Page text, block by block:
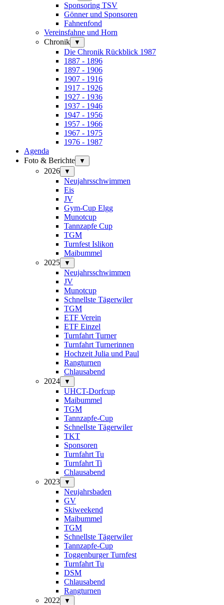
Sponsoring TSV
Gönner und Sponsoren
Fahnenfond
Vereinsfahne und Horn
Chronik
▼
Die Chronik Rückblick 1987
1887 - 1896
1897 - 1906
1907 - 1916
1917 - 1926
1927 - 1936
1937 - 1946
1947 - 1956
1957 - 1966
1967 - 1975
1976 - 1987
Agenda
Foto & Berichte
▼
2026 ▼
Neujahrsschwimmen
Eis
JV
Gym-Cup Elgg
Munotcup
Tannzapfe Cup
TGM
Turnfest Islikon
Maibummel
2025
▼
Neujahrsschwimmen
JV
Munotcup
Schnellste Tägerwiler
TGM
ETF Verein
ETF Einzel
Turnfahrt Turner
Turnfahrt Turnerinnen
Hochzeit Julia und Paul
Rangturnen
Chlausabend
2024
▼
UHCT-Dorfcup
Maibummel
TGM
Tannzapfe-Cup
Schnellste Tägerwiler
TKT
Sponsoren
Turnfahrt Tu
Turnfahrt Ti
Chlausabend
2023
▼
Neujahrsbaden
GV
Skiweekend
Maibummel
TGM
Schnellste Tägerwiler
Tannzapfe-Cup
Toggenburger Turnfest
Turnfahrt Tu
DSM
Chlausabend
Rangturnen
2022
▼